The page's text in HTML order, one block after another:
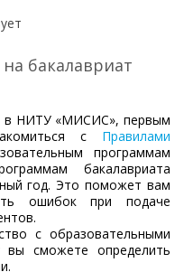
бакалавриат
в НИТУ «МИСИС», первым
с
Правилами
программам
бакалавриата
год. Это поможет вам
ошибок при подаче
с образовательными
вы сможете определить